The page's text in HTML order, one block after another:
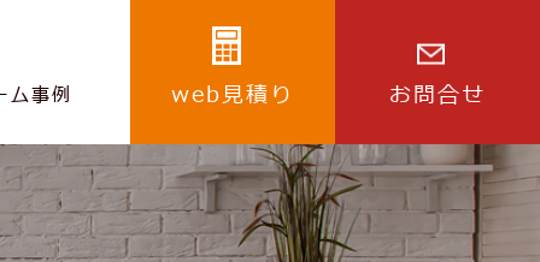
ム事例 web見積り お問合せ